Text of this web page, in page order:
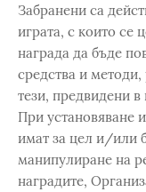
Забранени са
играта, с които се
награда да бъде
средства и
тези, предвидени
При установяване
имат за цел и/или
манипулиране на
наградите,